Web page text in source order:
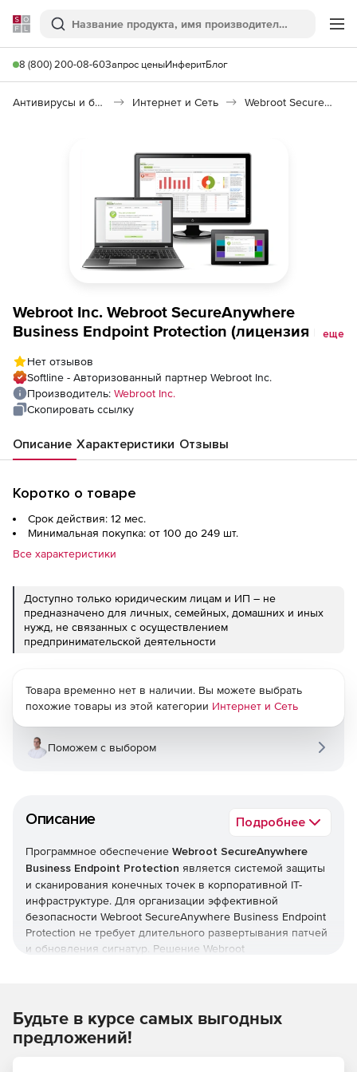
Softline
Поиск
8 (800) 200-08-60Запрос ценыИнферитБлог
Антивирусы и безопасность Интернет и Сеть Webroot SecureAnywhere Business Endpoint Protection
Webroot Inc. Webroot SecureAnywhere
Business Endpoint Protection (лицензия на 1
еще
Нет отзывов
Softline - Авторизованный партнер Webroot Inc.
Производитель: Webroot Inc.
Скопировать ссылку
Описание Характеристики Отзывы
Коротко о товаре
Срок действия: 12 мес.
Минимальная покупка: от 100 до 249 шт.
Все характеристики
Доступно только юридическим лицам и ИП – не
предназначено для личных, семейных, домашних и иных
нужд, не связанных с осуществлением
предпринимательской деятельности
Описание Подробнее
Программное обеспечение Webroot SecureAnywhere
Business Endpoint Protection является системой защиты
и сканирования конечных точек в корпоративной IT-
инфраструктуре. Для организации эффективной
безопасности Webroot SecureAnywhere Business Endpoint
Protection не требует длительного развертывания патчей
и обновления сигнатур. Решение Webroot
некоммерческих пользователей предусмотрены скидки).
Характеристики Webroot SecureAnywhere Business
Endpoint Protection:
Товара временно нет в наличии. Вы можете выбрать
похожие товары из этой категории Интернет и Сеть
Поможем с выбором
Будьте в курсе самых выгодных
предложений!